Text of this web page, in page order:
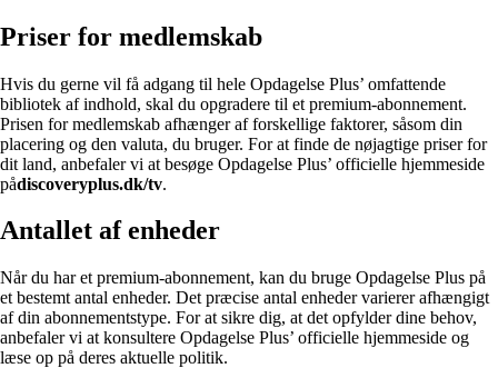
Priser for medlemskab
Hvis du gerne vil få adgang til hele Opdagelse Plus’ omfattende
bibliotek af indhold, skal du opgradere til et premium-abonnement.
Prisen for medlemskab afhænger af forskellige faktorer, såsom din
placering og den valuta, du bruger. For at finde de nøjagtige priser for
dit land, anbefaler vi at besøge Opdagelse Plus’ officielle hjemmeside
pådiscoveryplus.dk/tv.
Antallet af enheder
Når du har et premium-abonnement, kan du bruge Opdagelse Plus på
et bestemt antal enheder. Det præcise antal enheder varierer afhængigt
af din abonnementstype. For at sikre dig, at det opfylder dine behov,
anbefaler vi at konsultere Opdagelse Plus’ officielle hjemmeside og
læse op på deres aktuelle politik.